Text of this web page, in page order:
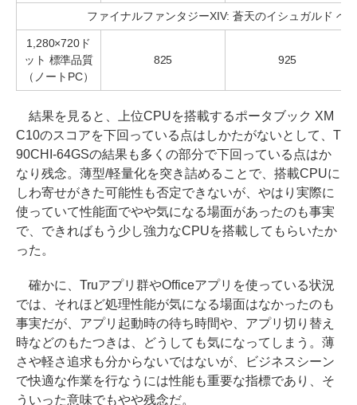
ファイナルファンタジーXIV: 蒼天のイシュガルド ベ
1,280×720ド
ット 標準品質
（ノートPC）
825 925
結果を見ると、上位CPUを搭載するポータブック XM
C10のスコアを下回っている点はしかたがないとして、T
90CHI-64GSの結果も多くの部分で下回っている点はか
なり残念。薄型/軽量化を突き詰めることで、搭載CPUに
しわ寄せがきた可能性も否定できないが、やはり実際に
使っていて性能面でやや気になる場面があったのも事実
で、できればもう少し強力なCPUを搭載してもらいたか
った。
確かに、Truアプリ群やOfficeアプリを使っている状況
では、それほど処理性能が気になる場面はなかったのも
事実だが、アプリ起動時の待ち時間や、アプリ切り替え
時などのもたつきは、どうしても気になってしまう。薄
さや軽さ追求も分からないではないが、ビジネスシーン
で快適な作業を行なうには性能も重要な指標であり、そ
ういった意味でもやや残念だ。